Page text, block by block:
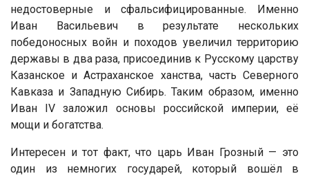
недостоверные и сфальсифицированные. Именно
Иван Васильевич в результате нескольких
победоносных войн и походов увеличил территорию
державы в два раза, присоединив к Русскому царству
Казанское и Астраханское ханства, часть Северного
Кавказа и Западную Сибирь. Таким образом, именно
Иван IV заложил основы российской империи, её
мощи и богатства.
Интересен и тот факт, что царь Иван Грозный — это
один из немногих государей, который вошёл в